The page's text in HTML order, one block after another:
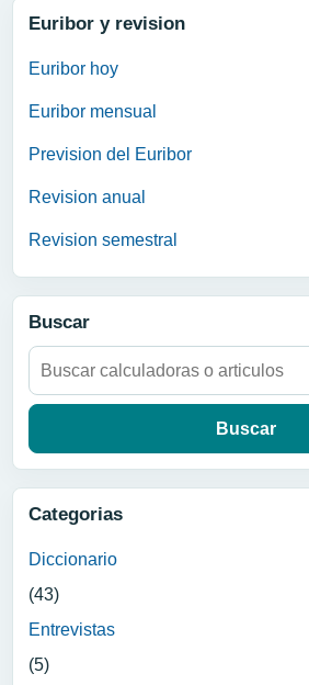
Euribor y revision
Euribor hoy
Euribor mensual
Prevision del Euribor
Revision anual
Revision semestral
Buscar
Buscar:
Categorias
Diccionario
(43)
Entrevistas
(5)